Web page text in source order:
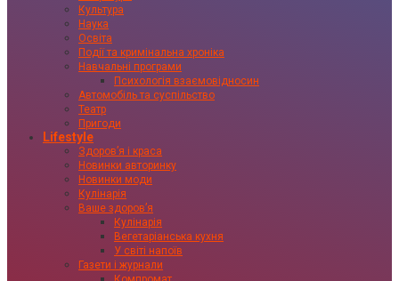
Культура
Наука
Освіта
Події та кримінальна хроніка
Навчальні програми
Психологія взаємовідносин
Автомобіль та суспільство
Театр
Пригоди
Lifestyle
Здоровʼя і краса
Новинки авторинку
Новинки моди
Кулінарія
Ваше здоровʼя
Кулінарія
Вегетаріанська кухня
У світі напоїв
Газети і журнали